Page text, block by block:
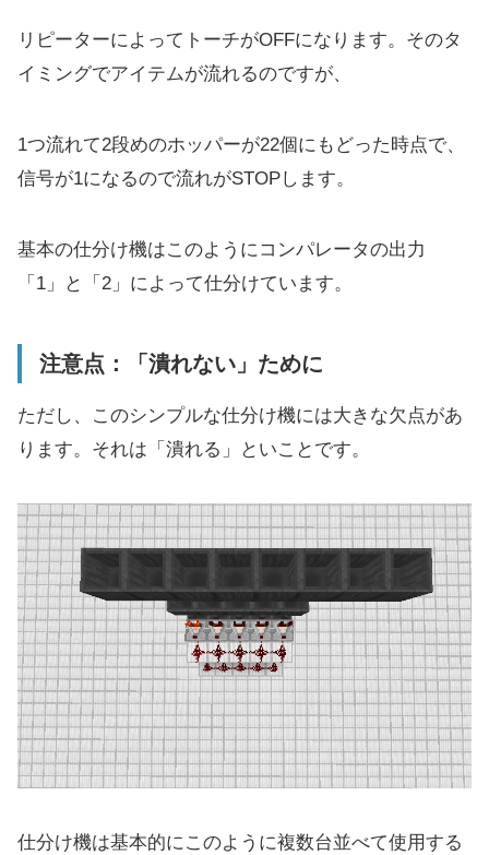
リピーターによってトーチがOFFになります。そのタ
イミングでアイテムが流れるのですが、
1つ流れて2段めのホッパーが22個にもどった時点で、
信号が1になるので流れがSTOPします。
基本の仕分け機はこのようにコンパレータの出力
「1」と「2」によって仕分けています。
注意点：「潰れない」ために
ただし、このシンプルな仕分け機には大きな欠点があ
ります。それは「潰れる」といことです。
仕分け機は基本的にこのように複数台並べて使用する